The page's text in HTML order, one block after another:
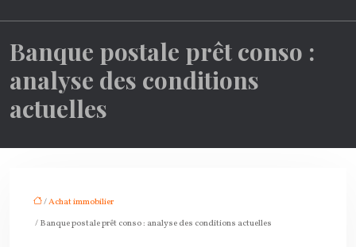
Banque postale prêt conso :
analyse des conditions
actuelles
/Achat immobilier
/ Banque postale prêt conso : analyse des conditions actuelles